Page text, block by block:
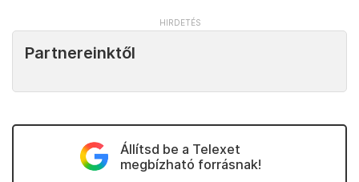
Partnereinktől
Állítsd be a Telexet
megbízható forrásnak!